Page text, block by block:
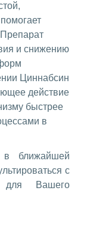
и снижению
Циннабсин
действие
быстрее
в
ближайшей
с
для Вашего